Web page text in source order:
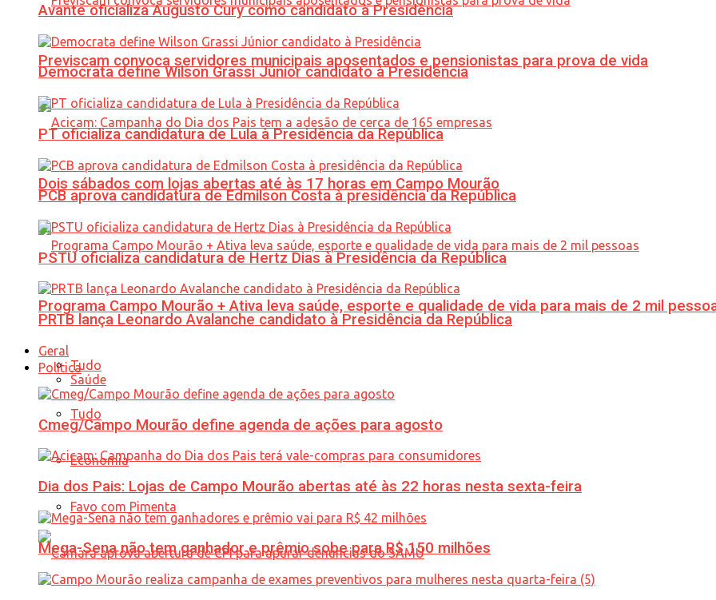
Previscam convoca servidores municipais aposentados e pensionistas para prova de vida
Dois sábados com lojas abertas até às 17 horas em Campo Mourão
Programa Campo Mourão + Ativa leva saúde, esporte e qualidade de vida para mais de 2 mil
Política
Tudo
Economia
Favo com Pimenta
Avante oficializa Augusto Cury como candidato à Presidência
Democrata define Wilson Grassi Júnior candidato à Presidência
PT oficializa candidatura de Lula à Presidência da República
PCB aprova candidatura de Edmilson Costa à presidência da República
PSTU oficializa candidatura de Hertz Dias à Presidência da República
PRTB lança Leonardo Avalanche candidato à Presidência da República
Geral
Tudo
Saúde
Cmeg/Campo Mourão define agenda de ações para agosto
Dia dos Pais: Lojas de Campo Mourão abertas até às 22 horas nesta sexta-feira
Mega-Sena não tem ganhador e prêmio sobe para R$ 150 milhões